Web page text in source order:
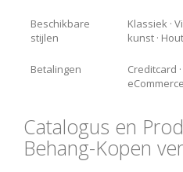
Beschikbare
stijlen
Klassiek ·
kunst ·
Betalingen
Creditcard
Catalogus en
Behang-Kopen